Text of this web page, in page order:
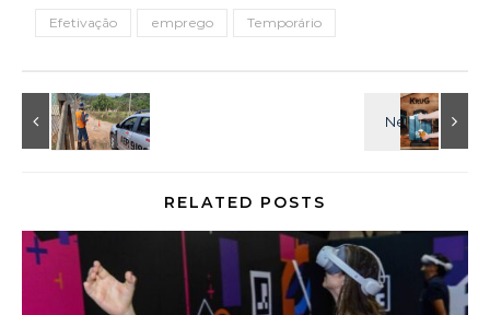
Efetivação emprego Temporário
RELATED POSTS